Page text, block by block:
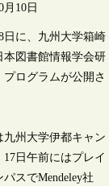
月10日
日に、九州大学箱崎
本図書館情報学会研
ログラムが公開さ
九州大学伊都キャン
日午前にはプレイ
スでMendeley社